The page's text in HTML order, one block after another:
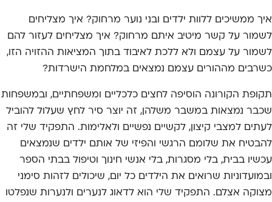
איך ממשיכים ללוות ילדים ובני נוער מרחוק? איך מצליחים
לשמור על קשר מיטיב איתם מרחוק? איך מצליחים לעזור להם
לשמור על עצמם ולא ללכת לאיבוד בתוך המציאות ההזויה הזו,
כשרבים מההורים עצמם נמצאים במלחמת הישרדות?
תקופת הקורונה הוסיפה לחצים כלכליים ומשפחתיים, ובמשפחות
שכבר נמצאות במשבר משלהן, זה יוצר סיר לחץ שעלול להוביל
לעתים למצבי קיצון, לקשיים נפשיים ולאלימות. התפקיד שלי זה
להבטיח את שלומם הרגשי והפיזי של אותם ילדים שנמצאים
עכשיו בבית, בלי מסגרות, בלי אנשי חינוך וטיפול בבתי הספר
ובמועדוניות שרואים את הילדים כל יום, שיכולים לזהות סימני
מצוקה אצלם. התפקיד שלי הוא לדאוג לנערים ולנערות שנפלטו